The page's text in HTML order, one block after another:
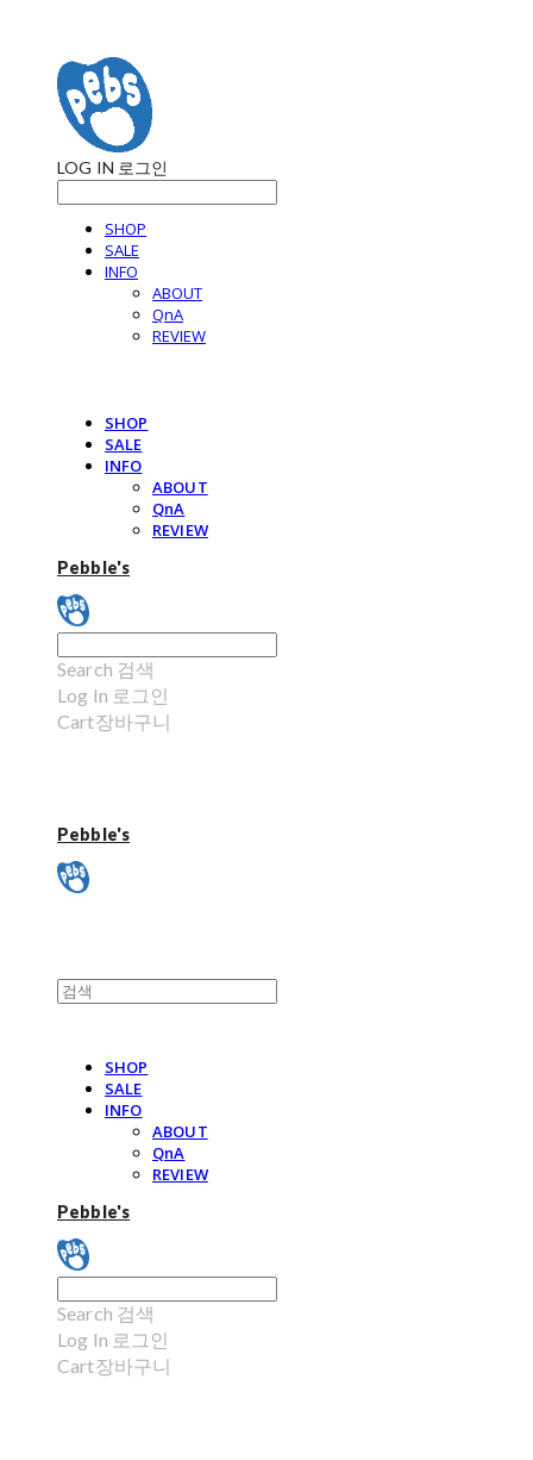
LOG IN 로그인
SHOP
SALE
INFO
ABOUT
QnA
REVIEW
SHOP
SALE
INFO
ABOUT
QnA
REVIEW
Pebble's
Search 검색
Log In 로그인
Cart장바구니
Pebble's
SHOP
SALE
INFO
ABOUT
QnA
REVIEW
Pebble's
Search 검색
Log In 로그인
Cart장바구니